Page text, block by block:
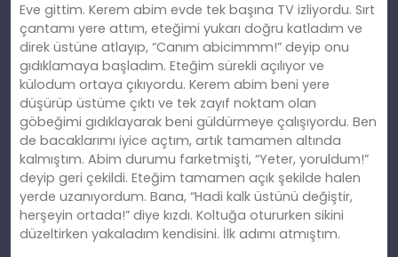
Eve gittim. Kerem abim evde tek başına TV izliyordu. Sırt
çantamı yere attım, eteğimi yukarı doğru katladım ve
direk üstüne atlayıp, “Canım abicimmm!” deyip onu
gıdıklamaya başladım. Eteğim sürekli açılıyor ve
külodum ortaya çıkıyordu. Kerem abim beni yere
düşürüp üstüme çıktı ve tek zayıf noktam olan
göbeğimi gıdıklayarak beni güldürmeye çalışıyordu. Ben
de bacaklarımı iyice açtım, artık tamamen altında
kalmıştım. Abim durumu farketmişti, “Yeter, yoruldum!”
deyip geri çekildi. Eteğim tamamen açık şekilde halen
yerde uzanıyordum. Bana, “Hadi kalk üstünü değiştir,
herşeyin ortada!” diye kızdı. Koltuğa otururken sikini
düzeltirken yakaladım kendisini. İlk adımı atmıştım.